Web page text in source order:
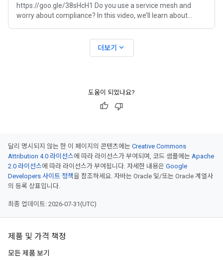
https://goo.gle/38sHcH1 Do you use a service mesh and
worry about compliance? In this video, we’ll learn about
더보기 expand_more
도움이 되었나요?
달리 명시되지 않는 한 이 페이지의 콘텐츠에는 Creative Commons
Attribution 4.0 라이선스에 따라 라이선스가 부여되며, 코드 샘플에는 Apache
2.0 라이선스에 따라 라이선스가 부여됩니다. 자세한 내용은 Google
Developers 사이트 정책을 참조하세요. 자바는 Oracle 및/또는 Oracle 계열사
의 등록 상표입니다.
최종 업데이트: 2026-07-31(UTC)
제품 및 가격 책정
모든 제품 보기